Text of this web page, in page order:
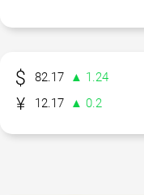
82.17 ▲ 1.24
12.17
▲ 0.2